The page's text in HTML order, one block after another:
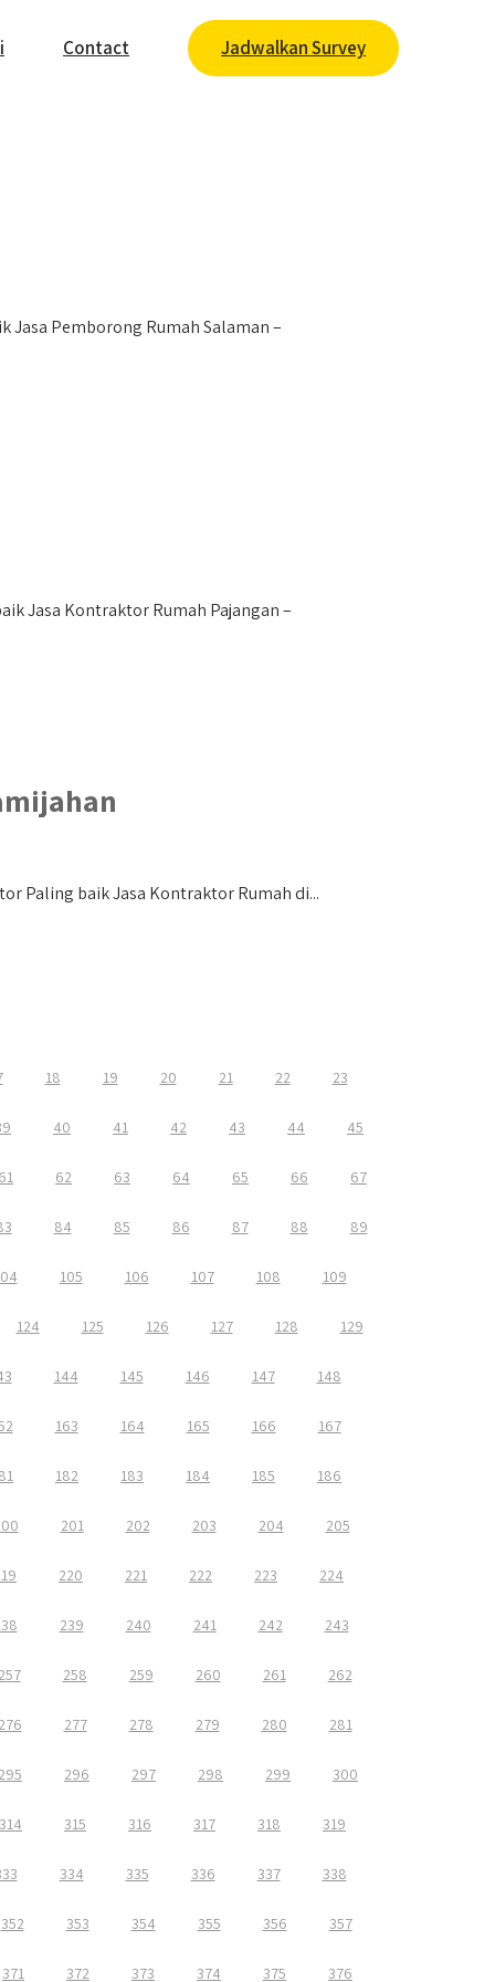
Contact Jadwalkan Survey
Jasa Pemborong Rumah Salaman –
Jasa Kontraktor Rumah Pajangan –
Paling baik Jasa Kontraktor Rumah di...
18 19 20 21 22 23
40 41 42 43 44 45
62 63 64 65 66 67
84 85 86 87 88 89
105 106 107 108 109
124 125 126 127 128 129
144 145 146 147 148
163 164 165 166 167
182 183 184 185 186
201 202 203 204 205
220 221 222 223 224
239 240 241 242 243
258 259 260 261 262
277 278 279 280 281
296 297 298 299 300
314 315 316 317 318 319
334 335 336 337 338
352 353 354 355 356 357
371 372 373 374 375 376